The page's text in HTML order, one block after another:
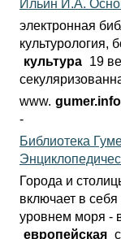
Ильин И.А.
электронная
культурология,
культура 19
www. gumer.info
-
Библиотека
Города и
включает в
уровнем моря -
европейская